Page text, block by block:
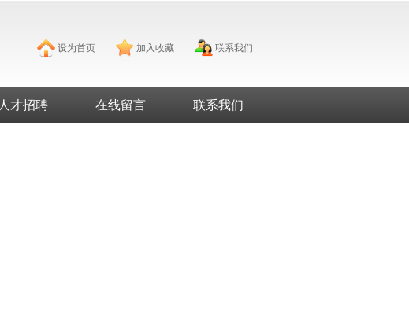
设为首页 加入收藏 联系我们
人才招聘 在线留言 联系我们